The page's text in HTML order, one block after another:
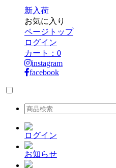
新入荷
お気に入り
ページトップ
ログイン
カート： 0
instagram
facebook
ログイン
お知らせ